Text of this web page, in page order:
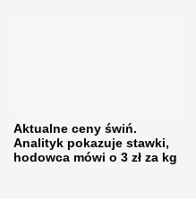
Aktualne ceny świń.
Analityk pokazuje stawki,
hodowca mówi o 3 zł za kg